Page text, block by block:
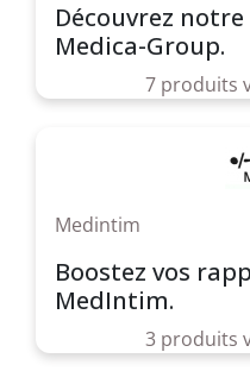
Découvrez
Medica-Group.
7 produits
Medintim
Boostez vos
MedIntim.
3 produits